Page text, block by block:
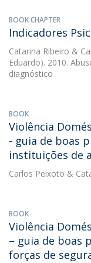
BOOK CHAPTER
Indicadores
Catarina Ribeiro &
Eduardo). 2010.
diagnóstico
BOOK
Violência
- guia de boas
instituições de
Carlos Peixoto &
BOOK
Violência
– guia de boas
forças de